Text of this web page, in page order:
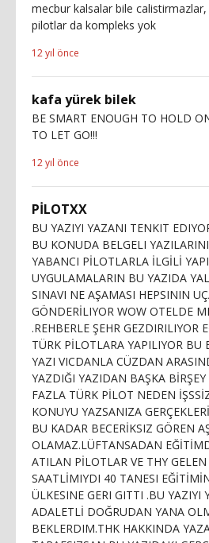
mecbur kalsalar bile calistirmazlar,
pilotlar da kompleks yok
12 yıl önce
kafa yürek bilek
BE SMART ENOUGH TO HOLD
TO LET GO!!!
12 yıl önce
PİLOTXX
BU YAZIYI YAZANI TENKIT
BU KONUDA BELGELI
YABANCI PİLOTLARLA İLGİLİ
UYGULAMALARIN BU YAZIDA
SINAVI NE AŞAMASI HEPSININ
GÖNDERİLIYOR WOW OTELDE
.REHBERLE ŞEHR GEZDIRILIYOR
TÜRK PİLOTLARA YAPILIYOR BU
YAZI VICDANLA CÜZDAN
YAZDIĞI YAZIDAN BAŞKA
FAZLA TÜRK PİLOT NEDEN
KONUYU YAZSANIZA
BU KADAR BECERİKSIZ GÖREN
OLAMAZ.LÜFTANSADAN
ATILAN PİLOTLAR VE THY
SAATLİMIYDI 40 TANESI
ÜLKESINE GERI GITTI .BU YAZIYI
ADALETLİ DOĞRUDAN YANA
BEKLERDIM.THK HAKKINDA